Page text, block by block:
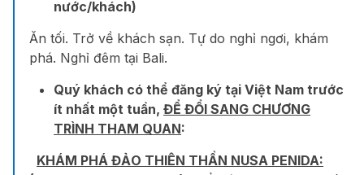
nước/khách)
Ăn tối. Trở về khách sạn. Tự do nghỉ ngơi, khám
phá. Nghỉ đêm tại Bali.
Quý khách có thể đăng ký tại Việt Nam trước
ít nhất một tuần, ĐỂ ĐỔI SANG CHƯƠNG
TRÌNH THAM QUAN:
KHÁM PHÁ ĐẢO THIÊN THẦN NUSA PENIDA: